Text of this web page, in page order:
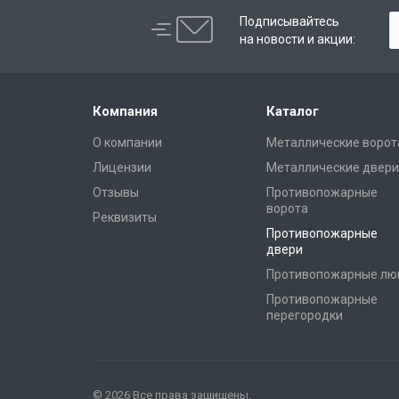
Подписывайтесь
на новости и акции:
Компания
О компании
Лицензии
Отзывы
Реквизиты
Каталог
Металлические
Металлические двери
Противопожарные
ворота
Противопожарные
двери
Противопожарные
Противопожарные
перегородки
© 2026 Все права защищены.